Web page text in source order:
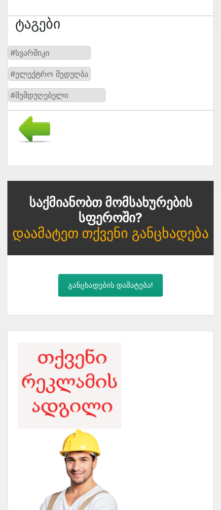
Ტაგები
#სვარშიკი
#ელექტრო შედუღბა
#შემდუღებელი
Საქმიანობთ Მომსახურების
Სფეროში?
Დაამატეთ Თქვენი Განცხადება
განცხადების დამატება!